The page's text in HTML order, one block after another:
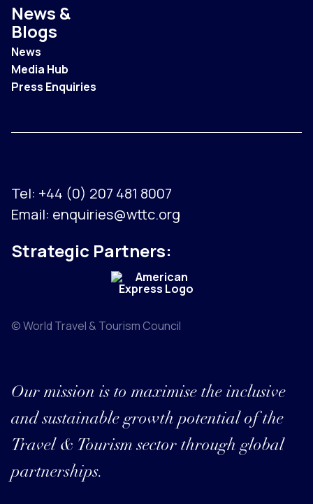
News &
Blogs
News
Media Hub
Press Enquiries
Tel: +44 (0) 207 481 8007
Email: enquiries@wttc.org
Strategic Partners:
© World Travel & Tourism Council
Our mission is to maximise the inclusive
and sustainable growth potential of the
Travel & Tourism sector through global
partnerships.